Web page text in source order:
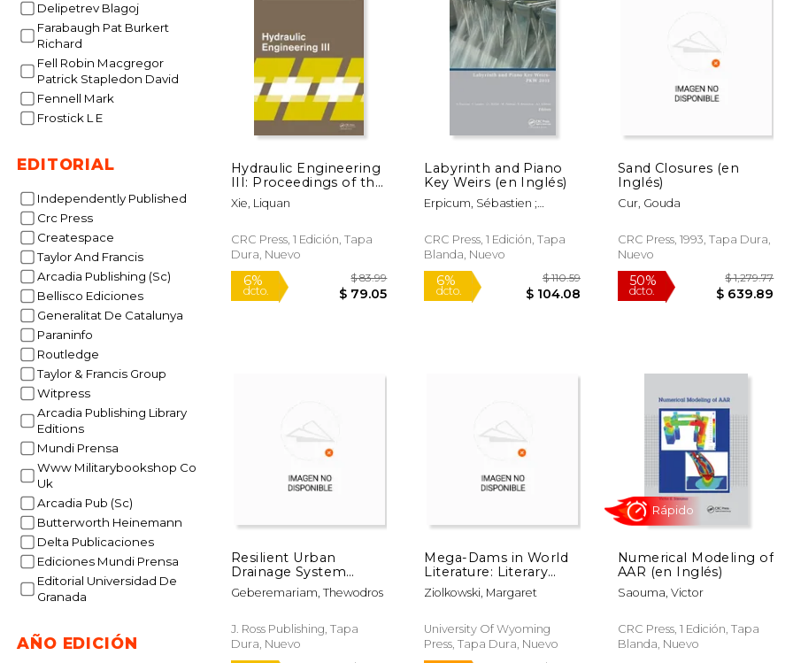
Delipetrev Blagoj
Farabaugh Pat Burkert
Richard
Fell Robin Macgregor
Patrick Stapledon David
Fennell Mark
Frostick L E
EDITORIAL
Independently Published
Crc Press
Createspace
Taylor And Francis
Arcadia Publishing (Sc)
Bellisco Ediciones
Generalitat De Catalunya
Paraninfo
Routledge
Taylor & Francis Group
Witpress
Arcadia Publishing Library
Editions
Mundi Prensa
Www Militarybookshop Co
Uk
Arcadia Pub (Sc)
Butterworth Heinemann
Delta Publicaciones
Ediciones Mundi Prensa
Editorial Universidad De
Granada
AÑO EDICIÓN
dcto.
50%
dcto.
Hydraulic Engineering
III: Proceedings of the
3rd Technical
Conference on
(Che 2014), Hong
Kong, 13-14 December
Xie, Liquan
CRC Press, 1 Edición, Tapa
Dura, Nuevo
Labyrinth and Piano
Key Weirs (en Inglés)
Erpicum, Sébastien ;
Jean-Louis
CRC Press, 1 Edición, Tapa
Blanda, Nuevo
Sand Closures (en
Inglés)
Cur, Gouda
CRC Press, 1993, Tapa Dura,
Nuevo
50%
dcto.
Resilient Urban
Drainage System
Strategies for Extreme
Weather: Design for
Inglés)
Geberemariam, Thewodros
J. Ross Publishing, Tapa
Dura, Nuevo
Mega-Dams in World
Literature: Literary
Responses to
Twentieth-Century
Inglés)
Ziolkowski, Margaret
University Of Wyoming
Press, Tapa Dura, Nuevo
Numerical Modeling of
AAR (en Inglés)
Saouma, Victor
CRC Press, 1 Edición, Tapa
Blanda, Nuevo